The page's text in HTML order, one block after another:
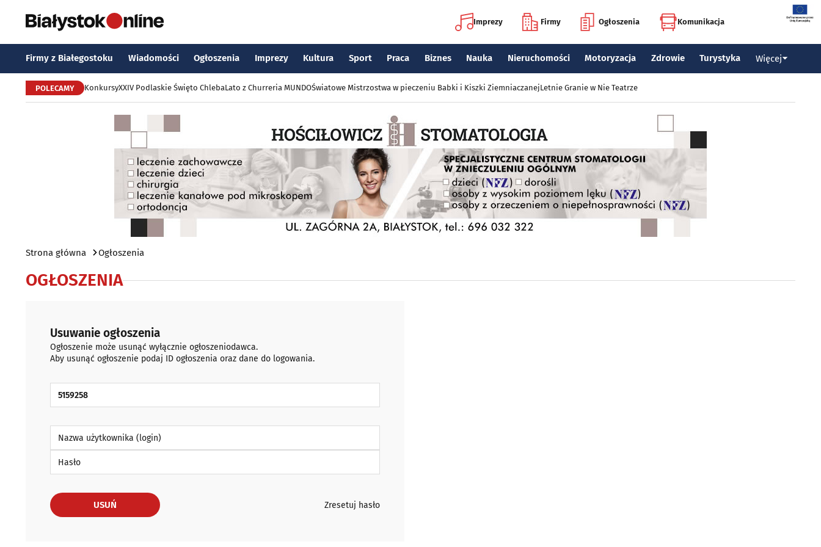
Imprezy Firmy Ogłoszenia Komunikacja
Firmy z Białegostoku Wiadomości Ogłoszenia Imprezy Kultura Sport Praca Biznes Nauka Nieruchomości Motoryzacja Zdrowie Turystyka Więcej
POLECAMY KonkursyXXIV Podlaskie Święto ChlebaLato z Churreria MUNDOŚwiatowe Mistrzostwa w pieczeniu Babki i Kiszki ZiemniaczanejLetnie Granie w Nie Teatrze
Strona główna Ogłoszenia
OGŁOSZENIA
Usuwanie ogłoszenia
Ogłoszenie może usunąć wyłącznie ogłoszeniodawca.
Aby usunąć ogłoszenie podaj ID ogłoszenia oraz dane do logowania.
USUŃ Zresetuj hasło